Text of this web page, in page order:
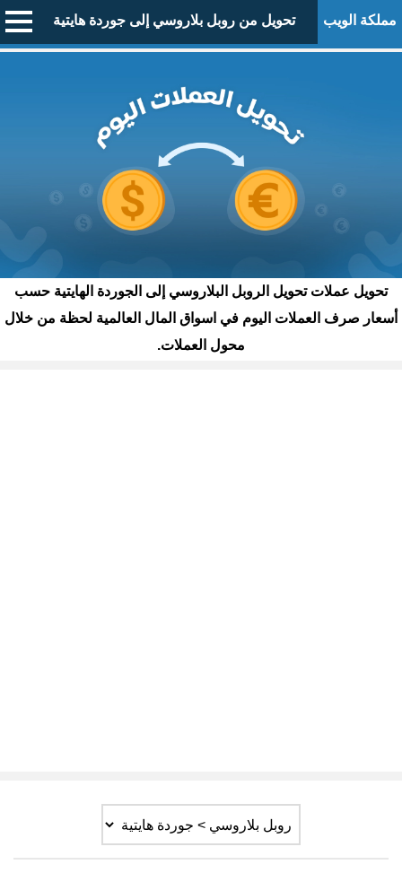
مملكة الويب تحويل من روبل بلاروسي إلى جوردة هايتية
تحويل عملات تحويل الروبل البلاروسي إلى الجوردة الهايتية حسب
أسعار صرف العملات اليوم في اسواق المال العالمية لحظة من خلال
محول العملات.